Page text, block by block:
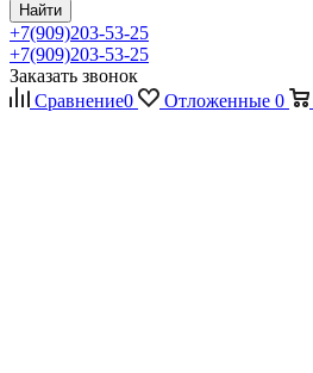
Найти
+7(909)203-53-25
+7(909)203-53-25
Заказать звонок
Сравнение0 Отложенные 0